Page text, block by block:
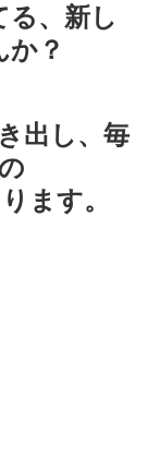
る、新し
か？
出し、毎
ます。